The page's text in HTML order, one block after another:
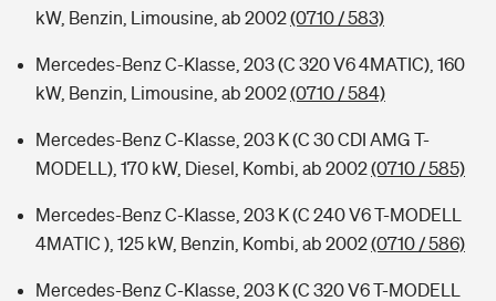
kW, Benzin, Limousine, ab 2002(0710 / 583)
Mercedes-Benz C-Klasse, 203 (C 320 V6 4MATIC), 160
kW, Benzin, Limousine, ab 2002(0710 / 584)
Mercedes-Benz C-Klasse, 203 K (C 30 CDI AMG T-
MODELL), 170 kW, Diesel, Kombi, ab 2002(0710 / 585)
Mercedes-Benz C-Klasse, 203 K (C 240 V6 T-MODELL
4MATIC ), 125 kW, Benzin, Kombi, ab 2002(0710 / 586)
Mercedes-Benz C-Klasse, 203 K (C 320 V6 T-MODELL